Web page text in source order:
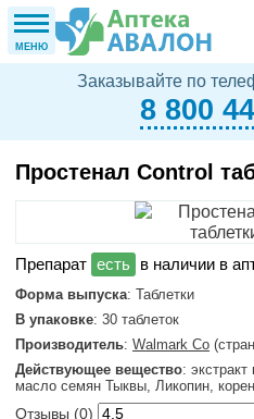
МЕНЮ
Заказывайте по
8 800
Простенал Control
в наличии в
Форма выпуска: Таблетки
В упаковке: 30 таблеток
Производитель: Walmark Co
Действующее вещество:
масло семян Тыквы, Ликопин,
Отзывы (0)